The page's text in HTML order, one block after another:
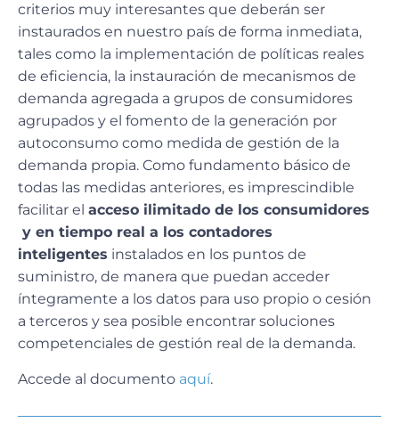
criterios muy interesantes que deberán ser
instaurados en nuestro país de forma inmediata,
tales como la implementación de políticas reales
de eficiencia, la instauración de mecanismos de
demanda agregada a grupos de consumidores
agrupados y el fomento de la generación por
autoconsumo como medida de gestión de la
demanda propia. Como fundamento básico de
todas las medidas anteriores, es imprescindible
facilitar el acceso ilimitado de los consumidores
y en tiempo real a los contadores
inteligentes instalados en los puntos de
suministro, de manera que puedan acceder
íntegramente a los datos para uso propio o cesión
a terceros y sea posible encontrar soluciones
competenciales de gestión real de la demanda.
Accede al documento aquí.